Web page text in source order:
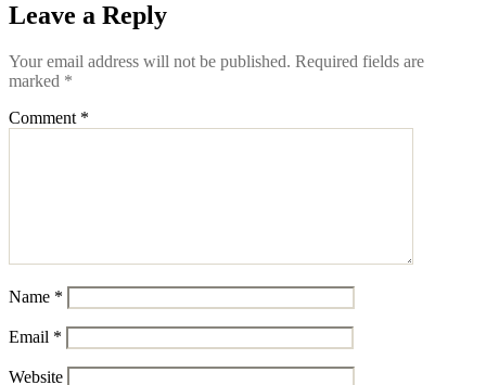
Leave a Reply
Your email address will not be published. Required fields are
marked *
Comment *
Name *
Email *
Website